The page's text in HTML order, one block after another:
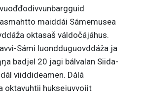
maiddái Sámemusea
oktasaš váldočájáhus.
Sámi luondduguovddáža ja
badjel 20 jagi bálvalan Siida-
viiddideamen. Dálá
oktavuhtii huksejuvvojit